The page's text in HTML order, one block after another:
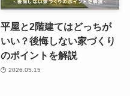
平屋と2階建てはどっちが
いい？後悔しない家づくり
のポイントを解説
2026.05.15